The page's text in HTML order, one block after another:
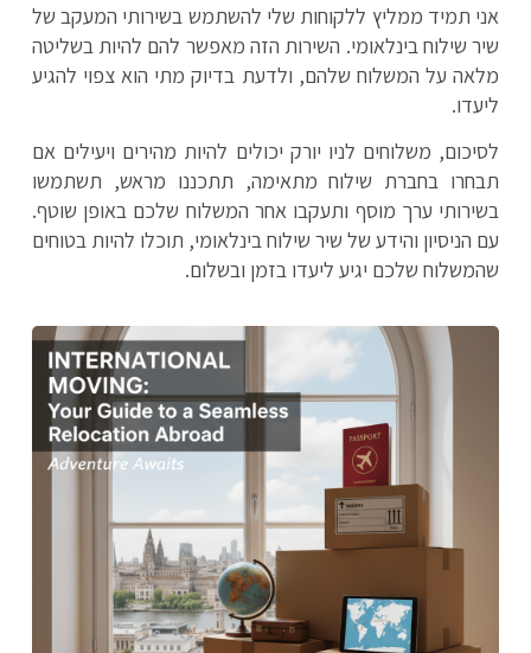
אני תמיד ממליץ ללקוחות שלי להשתמש בשירותי המעקב של
שיר שילוח בינלאומי. השירות הזה מאפשר להם להיות בשליטה
מלאה על המשלוח שלהם, ולדעת בדיוק מתי הוא צפוי להגיע
ליעדו.
לסיכום, משלוחים לניו יורק יכולים להיות מהירים ויעילים אם
תבחרו בחברת שילוח מתאימה, תתכננו מראש, תשתמשו
בשירותי ערך מוסף ותעקבו אחר המשלוח שלכם באופן שוטף.
עם הניסיון והידע של שיר שילוח בינלאומי, תוכלו להיות בטוחים
שהמשלוח שלכם יגיע ליעדו בזמן ובשלום.